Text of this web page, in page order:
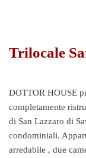
Trilocale
DOTTOR HOUSE
completamente
di San Lazzaro di
condominiali.
arredabile , due